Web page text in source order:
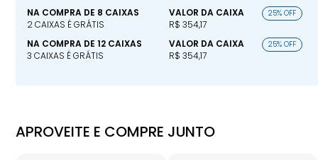
NA COMPRA DE 8 CAIXAS
2 CAIXAS É GRÁTIS
VALOR DA CAIXA
R$ 354,17
25% OFF
NA COMPRA DE 12 CAIXAS
3 CAIXAS É GRÁTIS
VALOR DA CAIXA
R$ 354,17
25% OFF
APROVEITE E COMPRE JUNTO